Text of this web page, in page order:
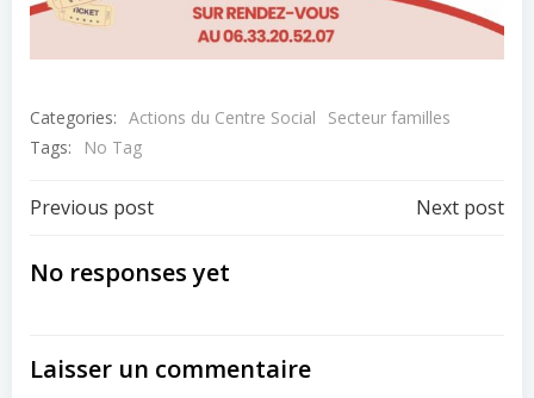
Categories: Actions du Centre Social
Secteur familles
Tags:
No Tag
Post
navigation
Previous post Next post
No responses yet
Laisser un commentaire